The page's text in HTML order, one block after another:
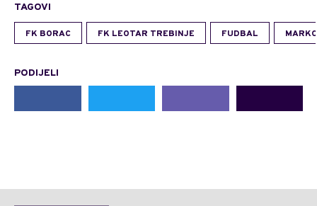
TAGOVI
FK BORAC FK LEOTAR TREBINJE FUDBAL
PODIJELI